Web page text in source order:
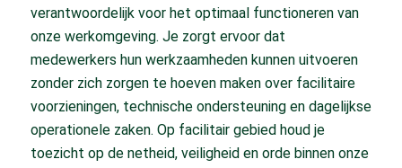
verantwoordelijk voor het optimaal functioneren van
onze werkomgeving. Je zorgt ervoor dat
medewerkers hun werkzaamheden kunnen uitvoeren
zonder zich zorgen te hoeven maken over facilitaire
voorzieningen, technische ondersteuning en dagelijkse
operationele zaken. Op facilitair gebied houd je
toezicht op de netheid, veiligheid en orde binnen onze